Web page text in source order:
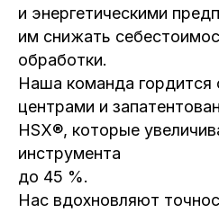
и энергетическими
им снижать
обработки.
Наша команда гордится
центрами и
HSX®, которые
инструмента
до 45 %.
Нас вдохновляют